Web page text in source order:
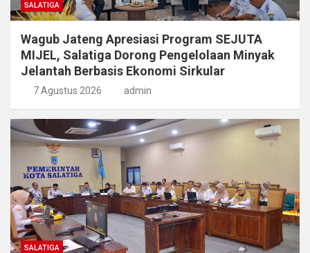
SALATIGA
Wagub Jateng Apresiasi Program SEJUTA
MIJEL, Salatiga Dorong Pengelolaan Minyak
Jelantah Berbasis Ekonomi Sirkular
7 Agustus 2026 admin
SALATIGA